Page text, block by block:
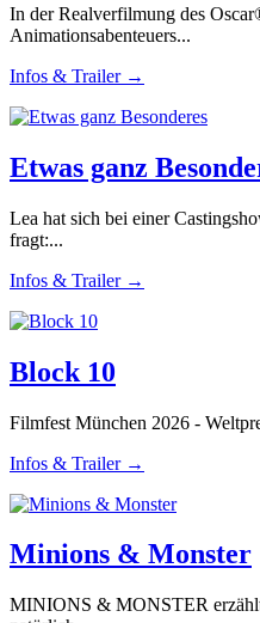
In der Realverfilmung des
Animationsabenteuers...
Infos & Trailer →
Etwas ganz
Lea hat sich bei einer
fragt:...
Infos & Trailer →
Block 10
Filmfest München 2026 -
Infos & Trailer →
Minions & Monster
MINIONS & MONSTER